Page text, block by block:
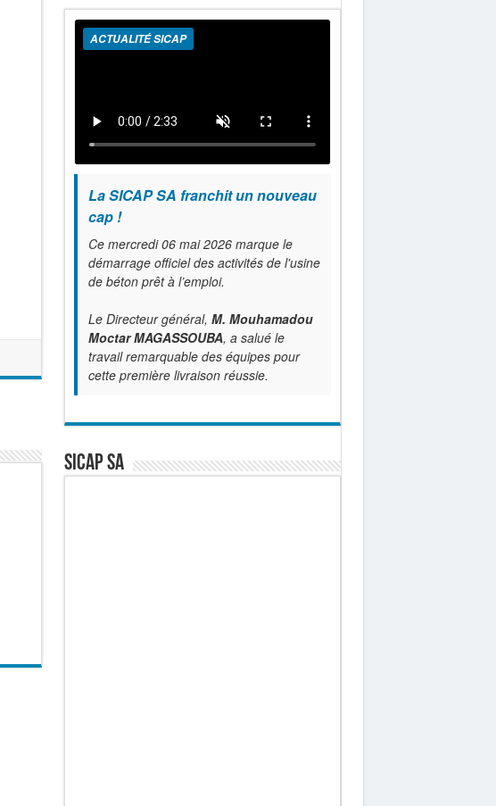
ACTUALITÉ SICAP
La SICAP SA franchit un nouveau
cap !
Ce mercredi 06 mai 2026 marque le
démarrage officiel des activités de l'usine
de béton prêt à l’emploi.
Le Directeur général, M. Mouhamadou
Moctar MAGASSOUBA, a salué le
travail remarquable des équipes pour
cette première livraison réussie.
SICAP SA